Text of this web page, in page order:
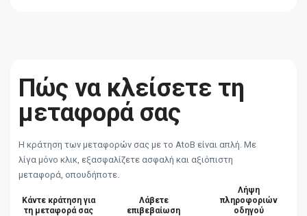
Πώς να κλείσετε τη
μεταφορά σας
Η κράτηση των μεταφορών σας με το AtoB είναι απλή. Με
λίγα μόνο κλικ, εξασφαλίζετε ασφαλή και αξιόπιστη
μεταφορά, οπουδήποτε.
Κάντε κράτηση για
τη μεταφορά σας
Λάβετε
επιβεβαίωση
Λήψη
πληροφοριών
οδηγού